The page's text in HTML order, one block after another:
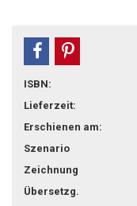
teilen
ISBN:
Lieferzeit:
Erschienen am:
Szenario
Zeichnung
Übersetzg.